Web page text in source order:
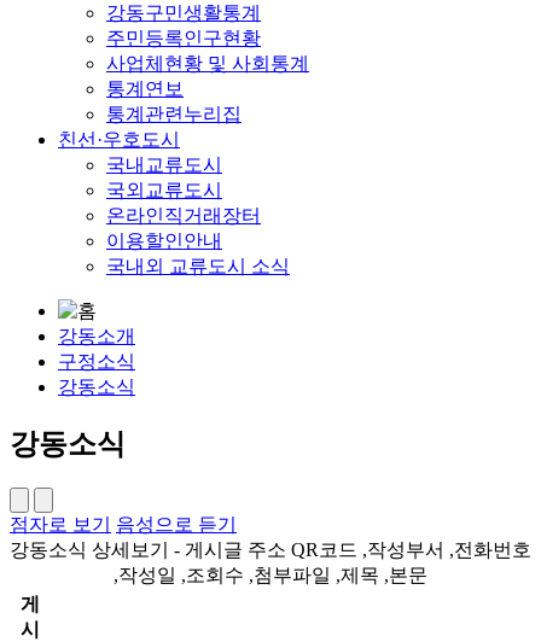
강동구민생활통계
주민등록인구현황
사업체현황 및 사회통계
통계연보
통계관련누리집
친선·우호도시
국내교류도시
국외교류도시
온라인직거래장터
이용할인안내
국내외 교류도시 소식
강동소개
구정소식
강동소식
강동소식
점자로 보기
음성으로 듣기
강동소식 상세보기 - 게시글 주소 QR코드 ,작성부서 ,전화번호
,작성일 ,조회수 ,첨부파일 ,제목 ,본문
게
시